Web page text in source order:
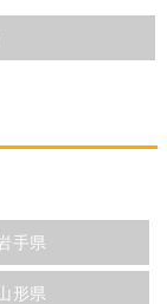
手県
形県